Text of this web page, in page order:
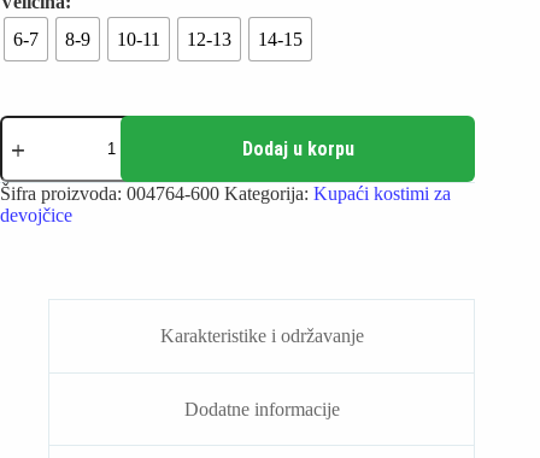
6-7 8-9 10-11 12-13 14-15
Arena
Kupaći
za
devojčice
-
Dodaj u korpu
Šifra proizvoda: 004764-600 Kategorija: Kupaći kostimi za
devojčice
Karakteristike i održavanje
Dodatne informacije